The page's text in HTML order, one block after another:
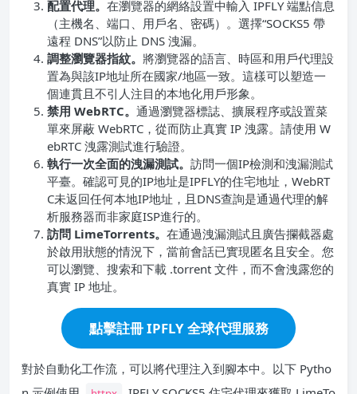
配置代理。 在瀏覽器的網絡設置中輸入 IPFLY 端點信息
（主機名、端口、用戶名、密碼）。選擇“SOCKS5 帶
遠程 DNS”以防止 DNS 洩漏。
調整瀏覽器指紋。 將瀏覽器的語言、時區和用戶代理設
置為與該IP地址所在國家/地區一致。這樣可以塑造一
個連貫且不引人注目的本地化用戶形象。
禁用 WebRTC。 通過瀏覽器標誌、擴展程序或設置菜
單來屏蔽 WebRTC，從而防止真實 IP 洩露。請使用 W
ebRTC 洩露測試進行驗證。
執行一次全面的洩漏測試。 訪問一個IP檢測和洩漏測試
平臺。確認可見的IP地址是IPFLY的住宅地址，WebRT
C未返回任何本地IP地址，且DNS查詢是通過代理的解
析服務器而非家庭ISP進行的。
訪問 LimeTorrents。 在通過洩漏測試且廣告攔截器處
於啟用狀態的情況下，當前會話已實現匿名且安全。您
可以瀏覽、搜索和下載 .torrent 文件，而不會洩露您的
真實 IP 地址。
點擊註冊 IPFLY 全球代理服務
對於自動化工作流，可以將代理注入到腳本中。以下 Pytho